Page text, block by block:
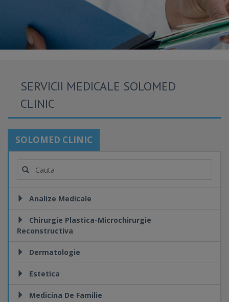
SERVICII MEDICALE SOLOMED
CLINIC
SOLOMED CLINIC
Analize Medicale
Chirurgie Plastica-Microchirurgie
Reconstructiva
Dermatologie
Estetica
Medicina De Familie